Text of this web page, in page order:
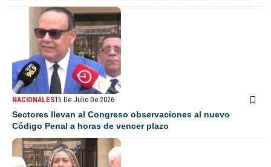
NACIONALES15 De Julio De 2026
Sectores llevan al Congreso observaciones al nuevo
Código Penal a horas de vencer plazo